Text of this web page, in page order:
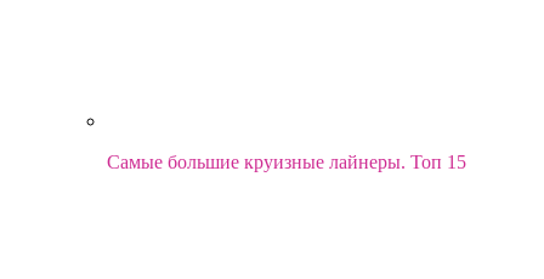
Самые большие круизные лайнеры. Топ 15